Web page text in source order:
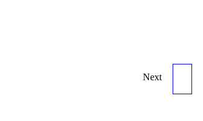
SCRUM + ISO 27001Next